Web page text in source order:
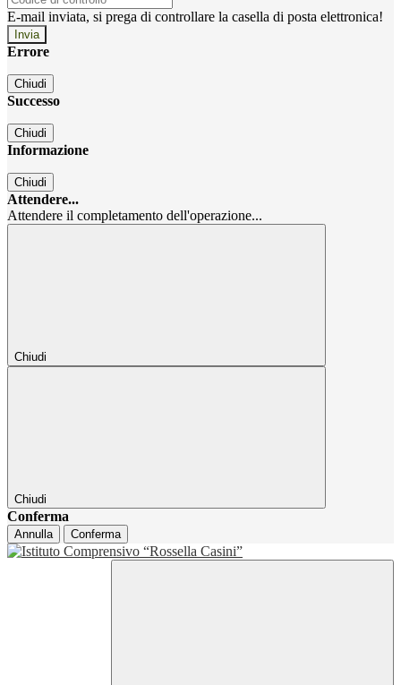
E-mail inviata, si prega di controllare la casella di posta elettronica!
Errore
Chiudi
Successo
Chiudi
Informazione
Chiudi
Attendere...
Attendere il completamento dell'operazione...
Chiudi
Chiudi
Conferma
Annulla Conferma